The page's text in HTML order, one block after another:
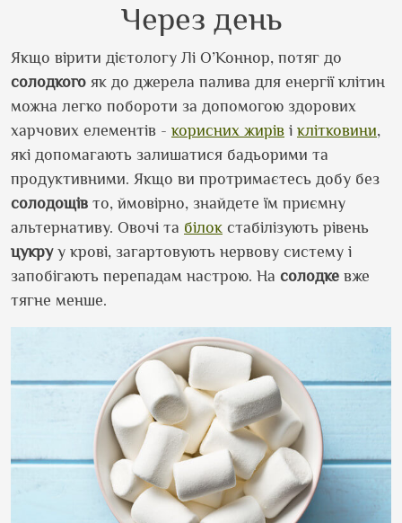
Через день
Якщо вірити дієтологу Лі О’Коннор, потяг до
солодкого як до джерела палива для енергії клітин
можна легко побороти за допомогою здорових
харчових елементів - корисних жирів і клітковини,
які допомагають залишатися бадьорими та
продуктивними. Якщо ви протримаєтесь добу без
солодощів то, ймовірно, знайдете їм приємну
альтернативу. Овочі та білок стабілізують рівень
цукруу крові, загартовують нервову систему і
запобігають перепадам настрою. На солодке вже
тягне менше.